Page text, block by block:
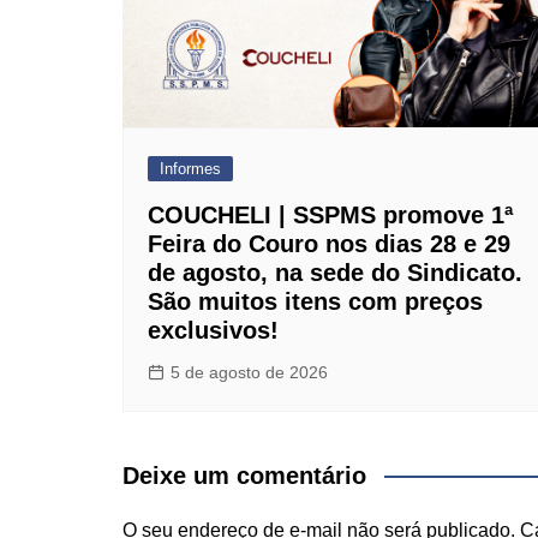
Informes
COUCHELI | SSPMS promove 1ª
Feira do Couro nos dias 28 e 29
de agosto, na sede do Sindicato.
São muitos itens com preços
exclusivos!
5 de agosto de 2026
Deixe um comentário
O seu endereço de e-mail não será publicado.